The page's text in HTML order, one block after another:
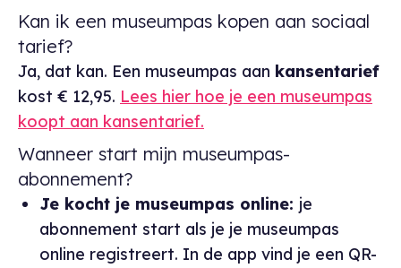
Kan ik een museumpas kopen aan sociaal
tarief?
Ja, dat kan. Een museumpas aan kansentarief
kost € 12,95. Lees hier hoe je een museumpas
koopt aan kansentarief.
Wanneer start mijn museumpas-
abonnement?
Je kocht je museumpas online: je
abonnement start als je je museumpas
online registreert. In de app vind je een QR-